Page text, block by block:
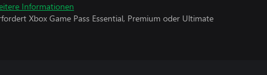
Informationen
Xbox Game Pass Essential, Premium oder Ultimate